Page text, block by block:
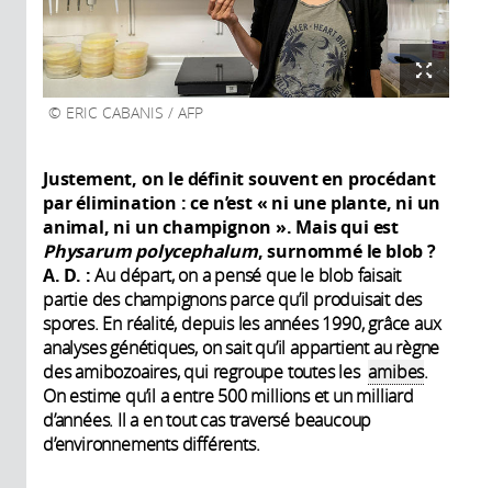
ERIC CABANIS / AFP
Justement, on le définit souvent en procédant
par élimination : ce n’est « ni une plante, ni un
animal, ni un champignon ». Mais qui est
Physarum polycephalum, surnommé le blob ?
A. D. :Au départ, on a pensé que le blob faisait
partie des champignons parce qu’il produisait des
spores. En réalité, depuis les années 1990, grâce aux
analyses génétiques, on sait qu’il appartient au règne
des amibozoaires, qui regroupe toutes lesamibes.
On estime qu’il a entre 500 millions et un milliard
d’années. Il a en tout cas traversé beaucoup
d’environnements différents.